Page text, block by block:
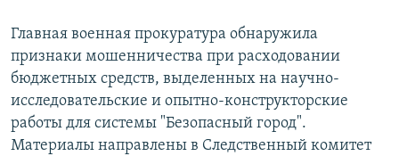
Все сайты РСЕ/РС
Главная военная прокуратура обнаружила
признаки мошенничества при расходовании
бюджетных средств, выделенных на научно-
исследовательские и опытно-конструкторские
работы для системы "Безопасный город".
Материалы направлены в Следственный комитет